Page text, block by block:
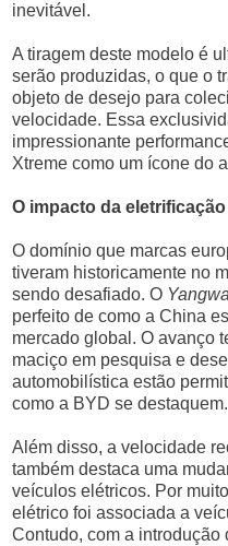
inevitável.
A tiragem deste modelo é
serão produzidas, o que o
objeto de desejo para
velocidade. Essa
impressionante
Xtreme como um ícone do
O impacto da
O domínio que marcas
tiveram historicamente no
sendo desafiado. O
perfeito de como a China
mercado global. O avanço
maciço em pesquisa e
automobilística estão
como a BYD se destaquem.
Além disso, a velocidade
também destaca uma
veículos elétricos. Por
elétrico foi associada a
Contudo, com a